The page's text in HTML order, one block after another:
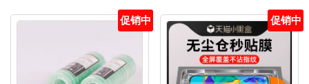
促销中 促销中